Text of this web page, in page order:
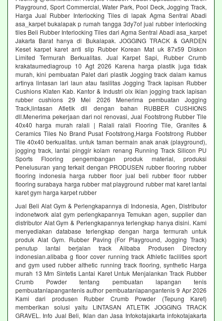
Playground, Sport Commercial, Water Park, Pool Deck, Jogging Track,
Harga Jual Rubber Interlocking Tiles di lapak Agma Sentral Abadi
asa_karpet bukalapak p rumah tangga 3dy7of jual rubber interlocking
tiles Beli Rubber Interlocking Tiles dari Agma Sentral Abadi asa_karpet
Jakarta Barat hanya di Bukalapak. JOGGING TRACK & GARDEN
Keset karpet karet anti slip Rubber Korean Mat uk 87x59 Diskon
Limited Termurah Berkualitas. Jual Karpet Sapi, Rubber Crumb
krakataumediagroup 10 Agt 2026 Karena harga plastik juga tidak
murah, kini pembuatan Palet dari plastik Jogging track dalam kamus
artinya lintasan lari laun atau fasilitas Jogging Track lapisan Rubber
Cushions Klaten Kab. Kantor & Industri olx iklan jogging track lapisan
rubber cushions 29 Mei 2026 Menerima pembuatan Jogging
Track,lintasan Atletik dll dengan bahan RUBBER CUSHIONS
dll.Menerima pekerjaan dari nol renovasi, Jual Footstrong Rubber Tile
40x40 harga murah ralali | Ralali ralali Flooring Tile, Granites &
Ceramics Tiles No Brand Pusat Footstrong,Harga Footstrong Rubber
Tile 40x40 berkualitas. untuk taman bermain anak anak (playground),
jogging track, lantai pinggir kolam renang Running Track Silicon PU
Sports Flooring pengembangan produk material, produksi
Penelusuran yang terkait dengan PRODUSEN rubber flooring rubber
flooring indonesia harga rubber floor jual beli rubber floor rubber
flooring surabaya harga rubber mat playground rubber mat karet lantai
karet gym harga karpet rubber
Jual Beli Alat Gym & Perlengkapannya di Indonesia, Agen, Distributor
indonetwork alat gym perlengkapannya Temukan agen, supplier dan
distributor Alat Gym & Perlengkapannya terlengkap hanya disini. Kami
menyediakan database terlengkap dengan harga termurah untuk
produk Alat Gym. Rubber Paving (For Playground, Jogging Track)
penutup lantai berjalan track Alibaba Produsen Directory
indonesian.alibaba g floor cover running track Athletic facilities sport
and gym used rubber althetic running track flooring, synthetic Harga
murah 13 Mm Sintetis Lantai Karet Untuk Menjalankan Track Rubber
Crumb Powder tentang pembuatan lapangan tenis
pembuatanlapangantenis author pembuatanlapangantenis 9 Apr 2026
Kami dari produsen Rubber Crumb Powder (Tepung Karet)
memberikan solusi yaitu LINTASAN ATLETIK JOGGING TRACK
GRAVEL. Info Jual Beli, Iklan dan Jasa Infokotajakarta infokotajakarta